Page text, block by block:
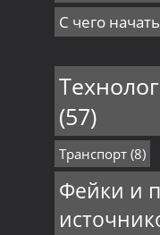
С чего
(57)
Транспорт(8)
Фейки и